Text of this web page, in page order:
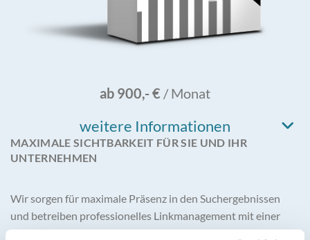
ab 900,- € / Monat
weitere Informationen
MAXIMALE SICHTBARKEIT FÜR SIE UND IHR
UNTERNEHMEN
Wir sorgen für maximale Präsenz in den Suchergebnissen
und betreiben professionelles Linkmanagement mit einer
langfristigen SEO-Strategie.